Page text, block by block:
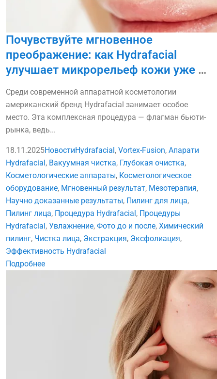
Почувствуйте мгновенное
преображение: как Hydrafacial
улучшает микрорельеф кожи уже за
Среди современной аппаратной косметологии
американский бренд Hydrafacial занимает особое
место. Эта комплексная процедура — флагман бьюти-
рынка, ведь...
18.11.2025НовостиHydrafacial , Vortex-Fusion, Апарати
Hydrafacial , Вакуумная чистка, Глубокая очистка,
Косметологические аппараты, Косметологическое
оборудование, Мгновенный результат, Мезотерапия,
Научно доказанные результаты, Пилинг для лица,
Пилинг лица, Процедура Hydrafacial , Процедуры
Hydrafacial , Увлажнение, Фото до и после, Химический
пилинг, Чистка лица, Экстракция, Эксфолиация,
Эффективность Hydrafacial
Подробнее